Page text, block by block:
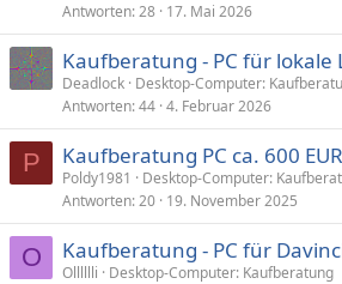
Antworten 28 17. Mai 2026
Kaufberatung - PC für lokale
Deadlock Desktop-Computer:
Antworten 44 4. Februar 2026
P Kaufberatung PC ca. 600 EUR
Poldy1981
Desktop-Computer:
Antworten 20 19. November 2025
O Kaufberatung - PC für
Olllllli
Desktop-Computer: Kaufberatung